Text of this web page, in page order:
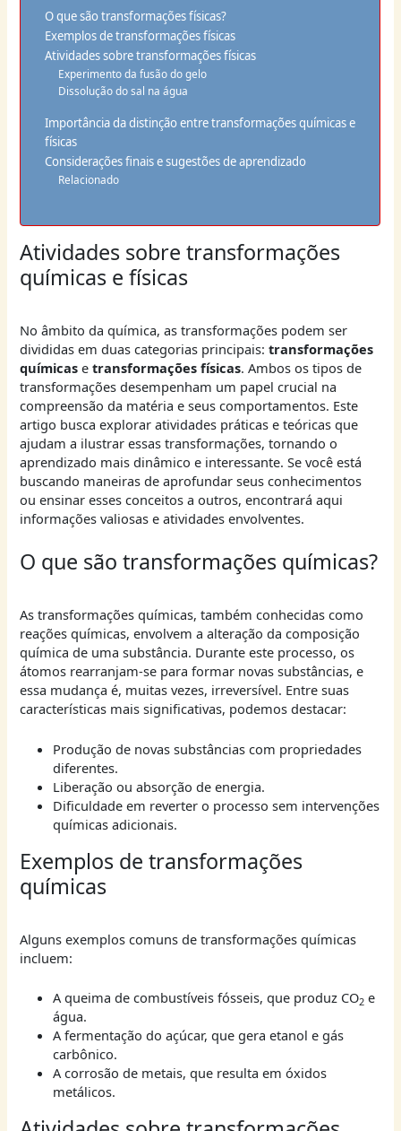
O que são transformações físicas?
Exemplos de transformações físicas
Atividades sobre transformações físicas
Experimento da fusão do gelo
Dissolução do sal na água
Importância da distinção entre transformações químicas e
físicas
Considerações finais e sugestões de aprendizado
Relacionado
Atividades sobre transformações
químicas e físicas
No âmbito da química, as transformações podem ser
divididas em duas categorias principais:transformações
químicas etransformações físicas. Ambos os tipos de
transformações desempenham um papel crucial na
compreensão da matéria e seus comportamentos. Este
artigo busca explorar atividades práticas e teóricas que
ajudam a ilustrar essas transformações, tornando o
aprendizado mais dinâmico e interessante. Se você está
buscando maneiras de aprofundar seus conhecimentos
ou ensinar esses conceitos a outros, encontrará aqui
informações valiosas e atividades envolventes.
O que são transformações químicas?
As transformações químicas, também conhecidas como
reações químicas, envolvem a alteração da composição
química de uma substância. Durante este processo, os
átomos rearranjam-se para formar novas substâncias, e
essa mudança é, muitas vezes, irreversível. Entre suas
características mais significativas, podemos destacar:
Produção de novas substâncias com propriedades
diferentes.
Liberação ou absorção de energia.
Dificuldade em reverter o processo sem intervenções
químicas adicionais.
Exemplos de transformações
químicas
Alguns exemplos comuns de transformações químicas
incluem:
A queima de combustíveis fósseis, que produz CO2e
água.
A fermentação do açúcar, que gera etanol e gás
carbônico.
A corrosão de metais, que resulta em óxidos
metálicos.